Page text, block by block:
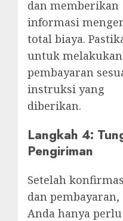
dan memberikan
informasi
total biaya.
untuk melakukan
pembayaran
instruksi yang
diberikan.
Langkah 4:
Pengiriman
Setelah
dan pembayaran,
Anda hanya perlu